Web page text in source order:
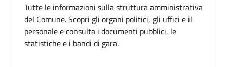
Tutte le informazioni sulla struttura amministrativa
del Comune. Scopri gli organi politici, gli uffici e il
personale e consulta i documenti pubblici, le
statistiche e i bandi di gara.